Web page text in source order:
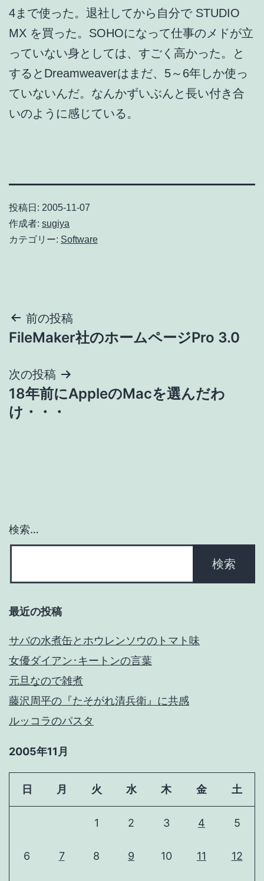
4まで使った。退社してから自分で STUDIO
MX を買った。SOHOになって仕事のメドが立
っていない身としては、すごく高かった。と
するとDreamweaverはまだ、5～6年しか使っ
ていないんだ。なんかずいぶんと長い付き合
いのように感じている。
投稿日: 2005-11-07
作成者: sugiya
カテゴリー: Software
投
稿
ナ
ビ
ン
前の投稿
FileMaker社のホームページPro 3.0
次の投稿
18年前にAppleのMacを選んだわ
け・・・
検索…
最近の投稿
サバの水煮缶とホウレンソウのトマト味
女優ダイアン･キートンの言葉
元旦なので雑煮
藤沢周平の『たそがれ清兵衛』に共感
ルッコラのパスタ
2005年11月
日 月 火 水 木 金 土
1 2 3 4 5
6 7 8 9 10 11 12